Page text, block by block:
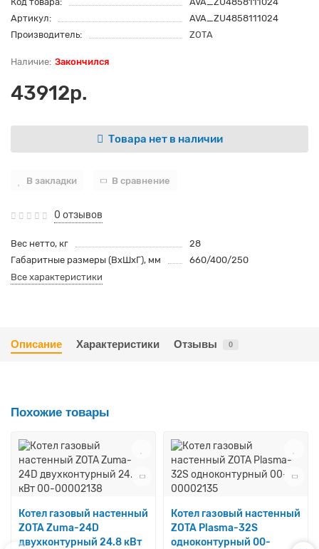
Артикул:
AVA_ZU4858111024
Производитель:
ZOTA
Закончился
43912р.
Товара нет в наличии
В закладки В сравнение
0 отзывов
Вес нетто, кг
28
Габаритные размеры (ВхШхГ), мм
660/400/250
Все характеристики
Описание Характеристики Отзывы 0
Похожие товары
Котел газовый настенный
ZOTA Zuma-24D
двухконтурный 24.8 кВт
Котел газовый настенный
ZOTA Plasma-32S
одноконтурный 00-